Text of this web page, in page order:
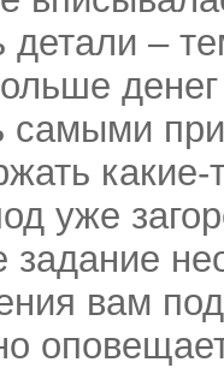
детали –
самыми
уже
задание
вам